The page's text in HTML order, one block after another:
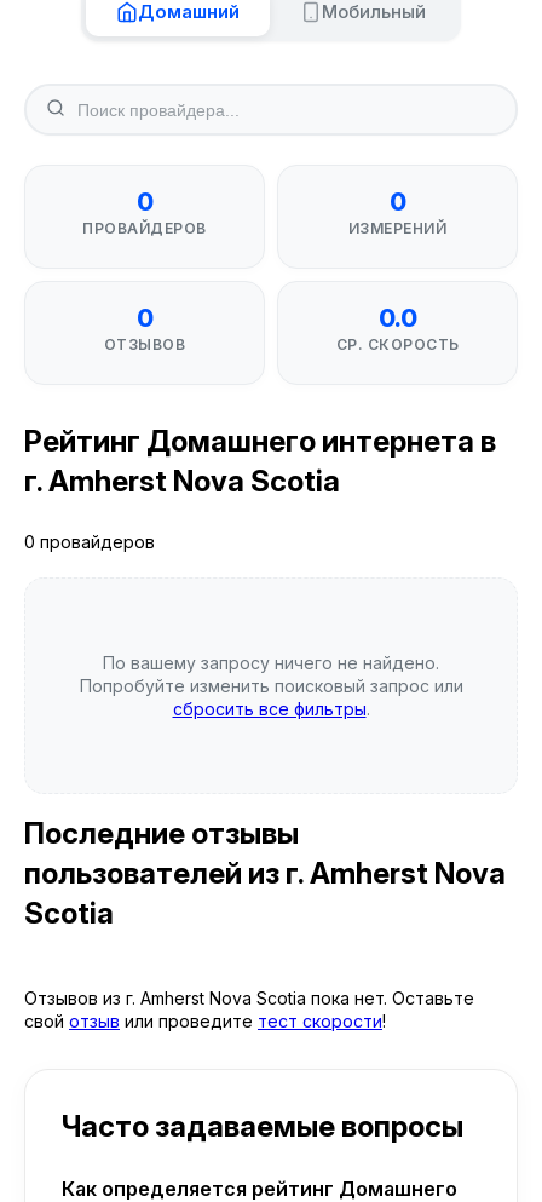
Домашний Мобильный
0
ПРОВАЙДЕРОВ
0
ИЗМЕРЕНИЙ
0
ОТЗЫВОВ
0.0
СР. СКОРОСТЬ
Рейтинг Домашнего интернета в
г. Amherst Nova Scotia
0 провайдеров
По вашему запросу ничего не найдено.
Попробуйте изменить поисковый запрос или
сбросить все фильтры.
Последние отзывы
пользователей из г. Amherst Nova
Scotia
Отзывов из г. Amherst Nova Scotia пока нет. Оставьте
свой отзыв или проведите тест скорости!
Часто задаваемые вопросы
Как определяется рейтинг Домашнего